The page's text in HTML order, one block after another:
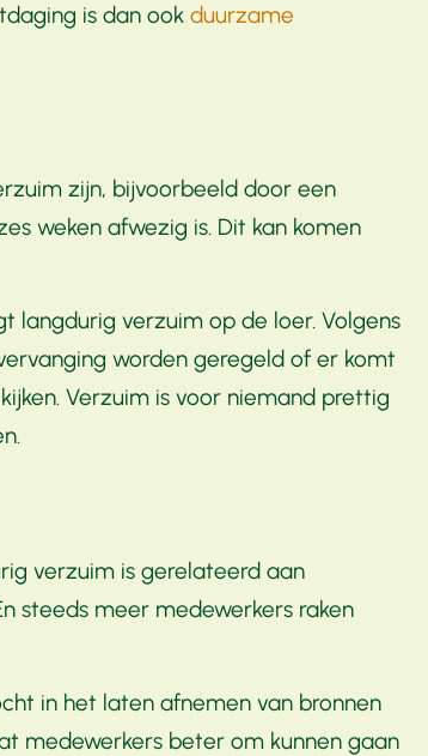
is dan ook duurzame
zijn, bijvoorbeeld door een
weken afwezig is. Dit kan komen
langdurig verzuim op de loer. Volgens
worden geregeld of er komt
Verzuim is voor niemand prettig
verzuim is gerelateerd aan
steeds meer medewerkers raken
in het laten afnemen van bronnen
medewerkers beter om kunnen gaan